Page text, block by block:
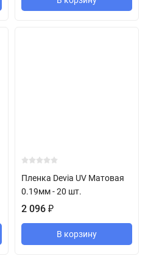
Пленка Devia UV Матовая
0.19мм - 20 шт.
2 096 ₽
В корзину